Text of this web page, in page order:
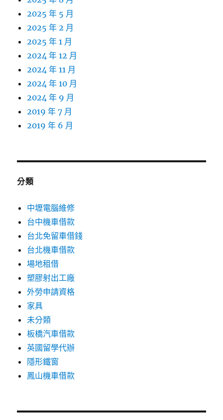
2025 年 5 月
2025 年 2 月
2025 年 1 月
2024 年 12 月
2024 年 11 月
2024 年 10 月
2024 年 9 月
2019 年 7 月
2019 年 6 月
分類
中壢電腦維修
台中機車借款
台北免留車借錢
台北機車借款
場地租借
塑膠射出工廠
外勞申請資格
家具
未分類
板橋汽車借款
英國留學代辦
隱形鐵窗
鳳山機車借款